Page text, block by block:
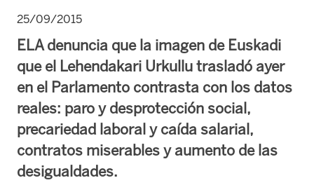
25/09/2015
ELA denuncia que la imagen de Euskadi
que el Lehendakari Urkullu trasladó ayer
en el Parlamento contrasta con los datos
reales: paro y desprotección social,
precariedad laboral y caída salarial,
contratos miserables y aumento de las
desigualdades.